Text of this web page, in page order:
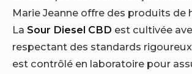
Marie Jeanne offre des produits de
La Sour Diesel CBD est cultivée
respectant des standards
est contrôlé en laboratoire pour